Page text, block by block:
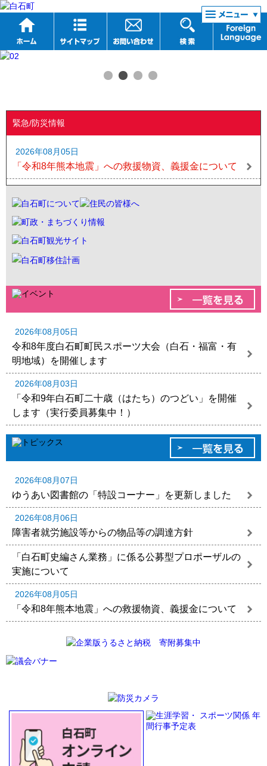
リンク集
緊急/防災情報
2026年08月05日
「令和8年熊本地震」への救援物資、義援金について
2026年08月05日
令和8年度白石町町民スポーツ大会（白石・福富・有
明地域）を開催します
2026年08月03日
「令和9年白石町二十歳（はたち）のつどい」を開催
します（実行委員募集中！）
2026年08月07日
ゆうあい図書館の「特設コーナー」を更新しました
2026年08月06日
障害者就労施設等からの物品等の調達方針
「白石町史編さん業務」に係る公募型プロポーザルの
実施について
2026年08月05日
「令和8年熊本地震」への救援物資、義援金について